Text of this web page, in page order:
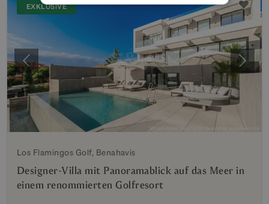
EXKLUSIVE
Vorherige
Los Flamingos Golf, Benahavis
Designer-Villa mit Panoramablick auf das Meer in
einem renommierten Golfresort